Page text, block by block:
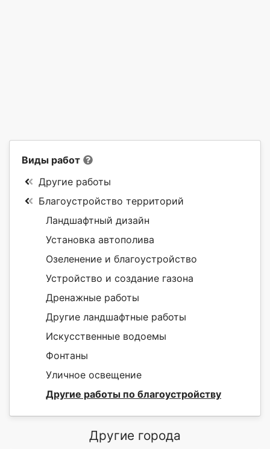
Виды работ
Другие работы
Благоустройство территорий
Ландшафтный дизайн
Установка автополива
Озеленение и благоустройство
Устройство и создание газона
Дренажные работы
Другие ландшафтные работы
Искусственные водоемы
Фонтаны
Уличное освещение
Другие работы по благоустройству
Другие города